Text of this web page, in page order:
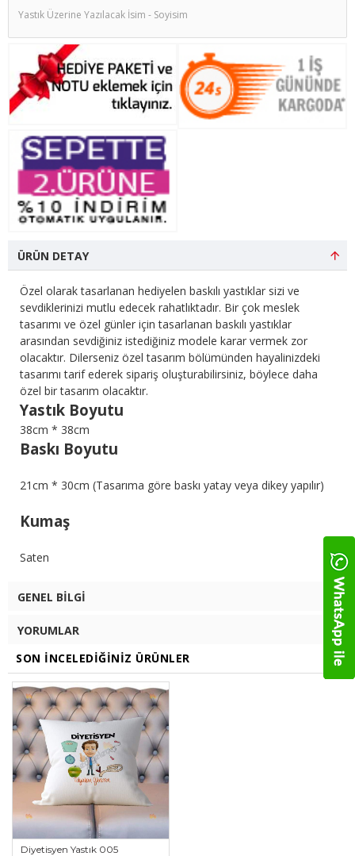
ÜRÜN DETAY
Özel olarak tasarlanan hediyelen baskılı yastıklar sizi ve
sevdiklerinizi mutlu edecek rahatlıktadır. Bir çok meslek
tasarımı ve özel günler için tasarlanan baskılı yastıklar
arasından sevdiğiniz istediğiniz modele karar vermek zor
olacaktır. Dilerseniz özel tasarım bölümünden hayalinizdeki
tasarımı tarif ederek sipariş oluşturabilirsiniz, böylece daha
özel bir tasarım olacaktır.
Yastık Boyutu
38cm * 38cm
Baskı Boyutu
21cm * 30cm (Tasarıma göre baskı yatay veya dikey yapılır)
Kumaş
Saten
GENEL BILGI
YORUMLAR
SON İNCELEDIĞINIZ ÜRÜNLER
Diyetisyen Yastık 005